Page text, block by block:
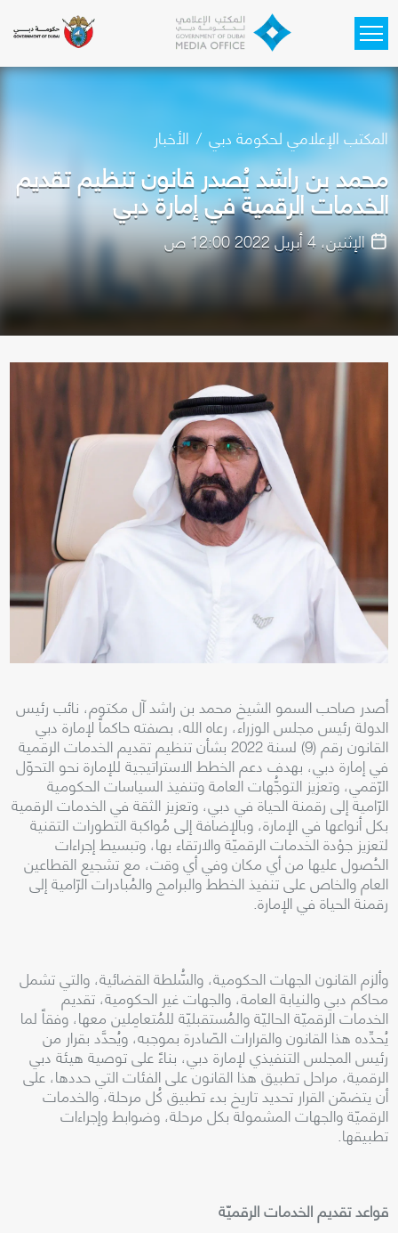
المكتب الإعلامي لحكومة دبي الأخبار
محمد بن راشد يُصدر قانون تنظيم تقديم
الخدمات الرقمية في إمارة دبي
الإثنين، 4 أبريل 2022 12:00 ص
أصدر صاحب السمو الشيخ محمد بن راشد آل مكتوم، نائب رئيس
الدولة رئيس مجلس الوزراء، رعاه الله، بصفته حاكماً لإمارة دبي
القانون رقم (9) لسنة 2022 بشأن تنظيم تقديم الخدمات الرقمية
في إمارة دبي، بهدف دعم الخطط الاستراتيجية للإمارة نحو التحوّل
الرّقمي، وتعزيز التوجُّهات العامة وتنفيذ السياسات الحكومية
الرّامية إلى رقمنة الحياة في دبي، وتعزيز الثقة في الخدمات الرقمية
بكل أنواعها في الإمارة، وبالإضافة إلى مُواكبة التطورات التقنية
لتعزيز جوْدة الخدمات الرقميّة والارتقاء بها، وتبسيط إجراءات
الحُصول عليها من أي مكان وفي أي وقت، مع تشجيع القطاعين
العام والخاص على تنفيذ الخطط والبرامج والمُبادرات الرّامية إلى
رقمنة الحياة في الإمارة.
وألزم القانون الجهات الحكومية، والسُّلطة القضائية، والتي تشمل
محاكم دبي والنيابة العامة، والجهات غير الحكومية، تقديم
الخدمات الرقميّة الحاليّة والمُستقبليّة للمُتعامِلين معها، وفقاً لما
يُحدِّده هذا القانون والقرارات الصّادرة بموجبه، ويُحدَّد بقرار من
رئيس المجلس التنفيذي لإمارة دبي، بناءً على توصية هيئة دبي
الرقمية، مراحل تطبيق هذا القانون على الفئات التي حددها، على
أن يتضمّن القرار تحديد تاريخ بدء تطبيق كُل مرحلة، والخدمات
الرقميّة والجهات المشمولة بكل مرحلة، وضوابط وإجراءات
تطبيقها.
قواعد تقديم الخدمات الرقميّة